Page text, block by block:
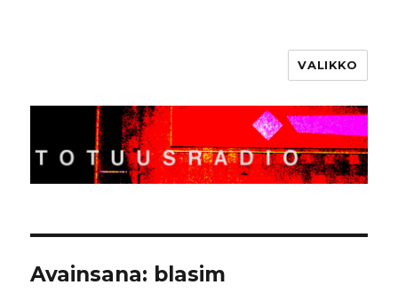
VALIKKO
Avainsana: blasim